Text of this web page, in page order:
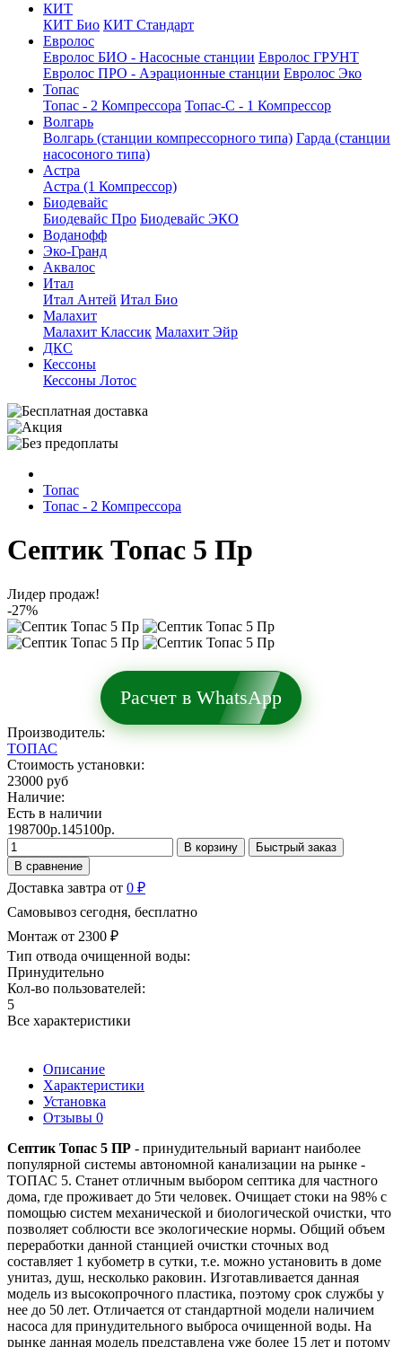
КИТ
КИТ Био КИТ Стандарт
Евролос
Евролос БИО - Насосные станции Евролос ГРУНТ
Евролос ПРО - Аэрационные станции Евролос Эко
Топас
Топас - 2 Компрессора Топас-С - 1 Компрессор
Волгарь
Волгарь (станции компрессорного типа) Гарда (станции
насосоного типа)
Астра
Астра (1 Компрессор)
Биодевайс
Биодевайс Про Биодевайс ЭКО
Воданофф
Эко-Гранд
Аквалос
Итал
Итал Антей Итал Био
Малахит
Малахит Классик Малахит Эйр
ДКС
Кессоны
Кессоны Лотос
Топас
Топас - 2 Компрессора
Септик Топас 5 Пр
Лидер продаж!
-27%
Расчет в WhatsApp
Производитель:
ТОПАС
Стоимость установки:
23000 руб
Наличие:
Есть в наличии
198700р.145100р.
В корзину
Быстрый заказ
В сравнение
Доставка завтра от 0 ₽
Самовывоз сегодня, бесплатно
Монтаж от 2300 ₽
Тип отвода очищенной воды:
Принудительно
Кол-во пользователей:
5
Все характеристики
Описание
Характеристики
Установка
Отзывы 0
Септик Топас 5 ПР - принудительный вариант наиболее
популярной системы автономной канализации на рынке -
ТОПАС 5. Станет отличным выбором септика для частного
дома, где проживает до 5ти человек. Очищает стоки на 98% с
помощью систем механической и биологической очистки, что
позволяет соблюсти все экологические нормы. Общий объем
переработки данной станцией очистки сточных вод
составляет 1 кубометр в сутки, т.е. можно установить в доме
унитаз, душ, несколько раковин. Изготавливается данная
модель из высокопрочного пластика, поэтому срок службы у
нее до 50 лет. Отличается от стандартной модели наличием
насоса для принудительного выброса очищенной воды. На
рынке данная модель представлена уже более 15 лет и потому